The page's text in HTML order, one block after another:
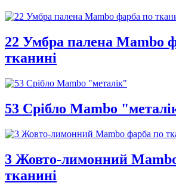
22 Умбра палена Mambo
тканині
53 Срібло Mambo
3 Жовто-лимонний
тканині